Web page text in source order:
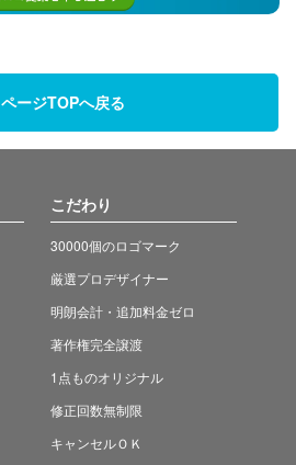
ページTOPへ戻る
こだわり
30000個のロゴマーク
厳選プロデザイナー
明朗会計・追加料金ゼロ
著作権完全譲渡
1点ものオリジナル
修正回数無制限
キャンセルＯＫ